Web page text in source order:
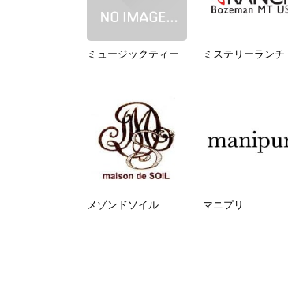
ミュージックティー ミステリーランチ
メゾンドソイル マニプリ